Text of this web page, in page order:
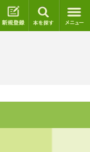
ログイン 新規登録